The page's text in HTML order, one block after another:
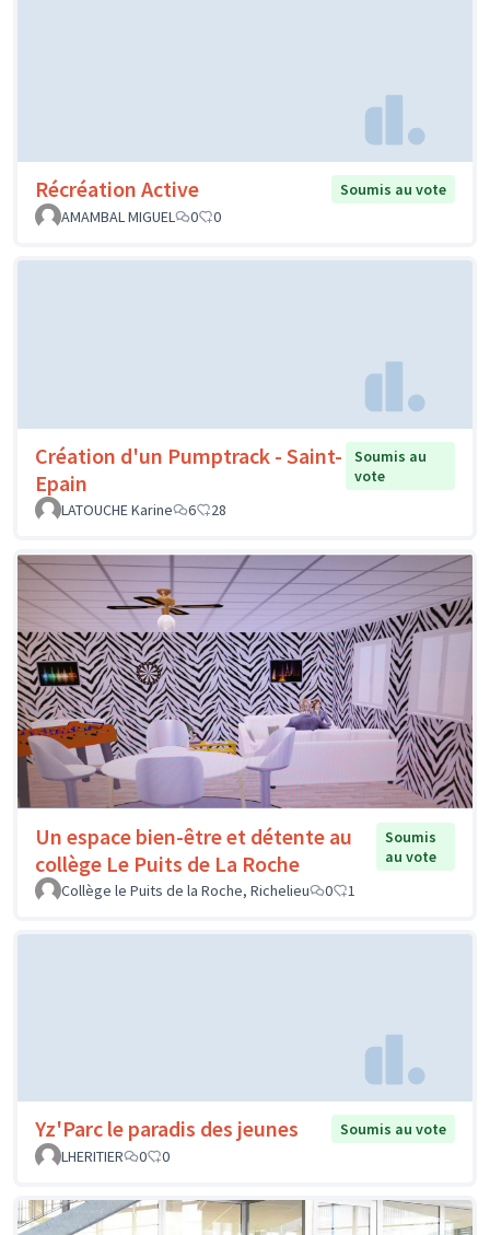
Récréation Active
Soumis au vote
AMAMBAL MIGUEL
0 0
Création d'un Pumptrack - Saint-
Epain
Soumis au
vote
LATOUCHE Karine
6 28
Un espace bien-être et détente au
collège Le Puits de La Roche
Soumis
au vote
Collège le Puits de la Roche, Richelieu
0 1
Yz'Parc le paradis des jeunes
Soumis au vote
LHERITIER
0 0